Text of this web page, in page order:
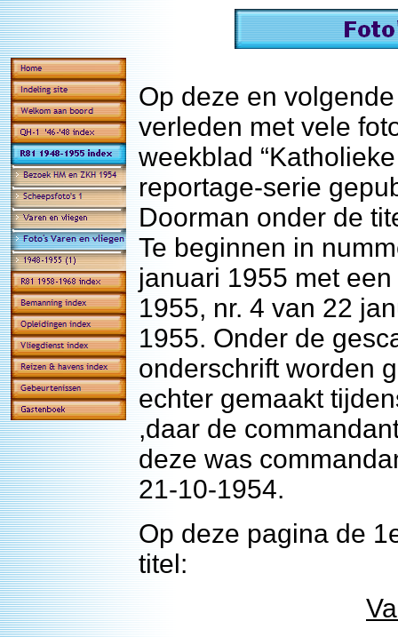
Op deze en
verleden met vele
weekblad
reportage-serie
Doorman onder de
Te beginnen in
januari 1955 met
1955, nr. 4 van 22
1955. Onder de
onderschrift worden
echter gemaakt
,daar de
deze was
21-10-1954.
Op deze pagina de
titel: